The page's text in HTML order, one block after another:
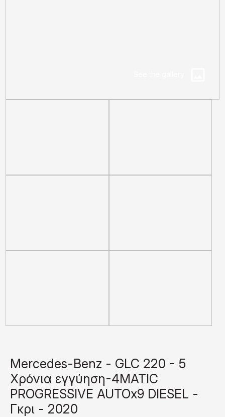
Mercedes-Benz - GLC 220 - 5
Χρόνια εγγύηση-4MATIC
PROGRESSIVE AUTOx9 DIESEL -
Γκρι - 2020